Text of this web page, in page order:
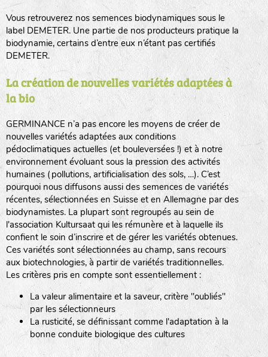
Vous retrouverez nos semences biodynamiques sous le
label DEMETER. Une partie de nos producteurs pratique la
biodynamie, certains d’entre eux n’étant pas certifiés
DEMETER.
La création de nouvelles variétés adaptées à
la bio
GERMINANCE n’a pas encore les moyens de créer de
nouvelles variétés adaptées aux conditions
pédoclimatiques actuelles (et bouleversées !) et à notre
environnement évoluant sous la pression des activités
humaines (pollutions, artificialisation des sols, …). C’est
pourquoi nous diffusons aussi des semences de variétés
récentes, sélectionnées en Suisse et en Allemagne par des
biodynamistes. La plupart sont regroupés au sein de
l'association Kultursaat qui les rémunère et à laquelle ils
confient le soin d’inscrire et de gérer les variétés obtenues.
Ces variétés sont sélectionnées au champ, sans recours
aux biotechnologies, à partir de variétés traditionnelles.
Les critères pris en compte sont essentiellement :
La valeur alimentaire et la saveur, critère "oubliés"
par les sélectionneurs
La rusticité, se définissant comme l'adaptation à la
bonne conduite biologique des cultures
BINGENHEIMER SAATGUT (BGH)
www.bingenheimersaatgut.de
DE BOLSTER (DBO)
www.bolster.nl
GRAINE DEL PAÏS (GDP)
www.grainesdelpais.com
JARDIN EN’VIE (JEV)
LA BOITE A GRAINES (LBAG)
: Engrais vert
L: Légumes
A: Aromatiques
BEL : Code de la variété
(Ici Belle de nuit)
20 : Année de récolte(ici 2020)
BPA : Initiales du producteur ou du fournisseur de la
semence.
1 : Numéro d’ordre du lot
A : Sans calibre.
G: Gros
M: Moyen calibre
P: Petit calibre
Légumes feuilles
Légumes racines
Plantes aromatiques